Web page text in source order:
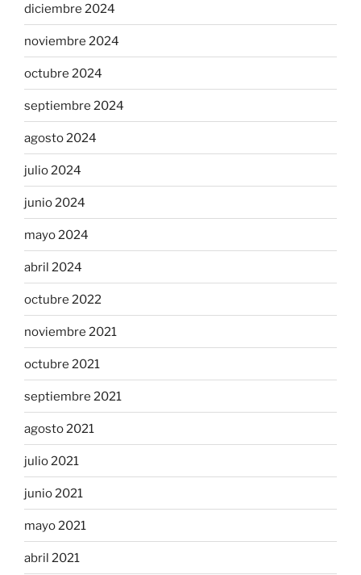
diciembre 2024
noviembre 2024
octubre 2024
septiembre 2024
agosto 2024
julio 2024
junio 2024
mayo 2024
abril 2024
octubre 2022
noviembre 2021
octubre 2021
septiembre 2021
agosto 2021
julio 2021
junio 2021
mayo 2021
abril 2021